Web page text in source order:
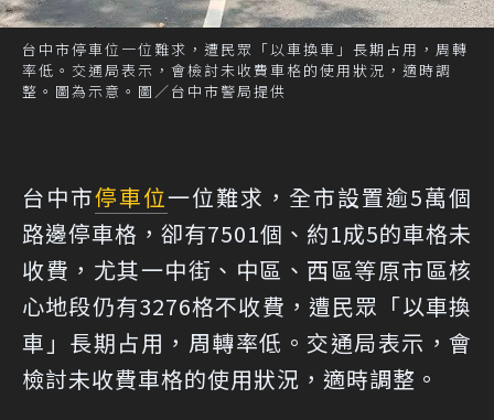
台中市停車位一位難求，遭民眾「以車換車」長期占用，周轉
率低。交通局表示，會檢討未收費車格的使用狀況，適時調
整。圖為示意。圖／台中市警局提供
台中市停車位一位難求，全市設置逾5萬個
路邊停車格，卻有7501個、約1成5的車格未
收費，尤其一中街、中區、西區等原市區核
心地段仍有3276格不收費，遭民眾「以車換
車」長期占用，周轉率低。交通局表示，會
檢討未收費車格的使用狀況，適時調整。